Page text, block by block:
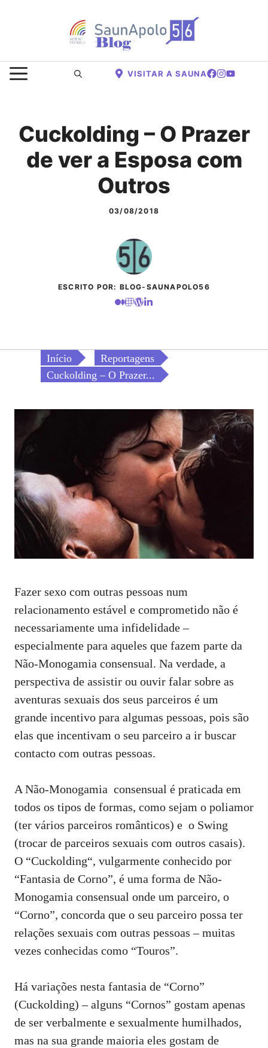
conteúdo
MENU VISITAR A SAUNA
Cuckolding – O Prazer
de ver a Esposa com
Outros
03/08/2018
ESCRITO POR: BLOG-SAUNAPOLO56
Início
Reportagens
Cuckolding – O Prazer...
Fazer sexo com outras pessoas num
relacionamento estável e comprometido não é
necessariamente uma infidelidade–
especialmente para aqueles que fazem parte da
Não-Monogamia consensual. Na verdade, a
perspectiva de assistir ou ouvir falar sobre as
aventuras sexuais dos seus parceiros é um
grande incentivo para algumas pessoas, pois são
elas que incentivam o seu parceiro a ir buscar
contacto com outras pessoas.
A Não-Monogamia consensual é praticada em
todos os tipos de formas, como sejam o poliamor
(ter vários parceiros românticos) e o Swing
(trocar de parceiros sexuais com outros casais).
O “Cuckolding“, vulgarmente conhecido por
“Fantasia de Corno”, é uma forma de Não-
Monogamia consensual onde um parceiro, o
“Corno”, concorda que o seu parceiro possa ter
relações sexuais com outras pessoas – muitas
vezes conhecidas como “Touros”.
Há variações nesta fantasia de “Corno”
(Cuckolding) – alguns “Cornos” gostam apenas
de ser verbalmente e sexualmente humilhados,
mas na sua grande maioria eles gostam de